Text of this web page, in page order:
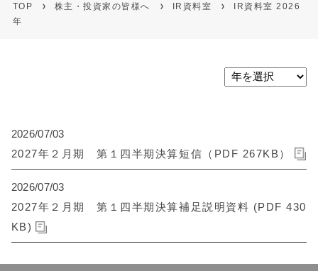
TOP 株主・投資家の皆様へ IR資料室
IR資料室 2026
年
2026/07/03
2027年２月期 第１四半期決算短信（PDF 267KB）
2026/07/03
2027年２月期 第１四半期決算補足説明資料 (PDF 430
KB)